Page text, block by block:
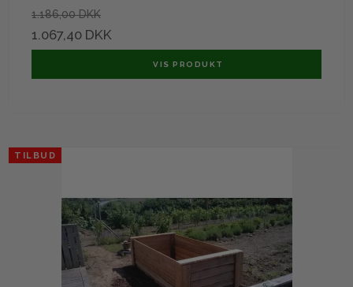
1.186,00 DKK
1.067,40 DKK
VIS PRODUKT
TILBUD